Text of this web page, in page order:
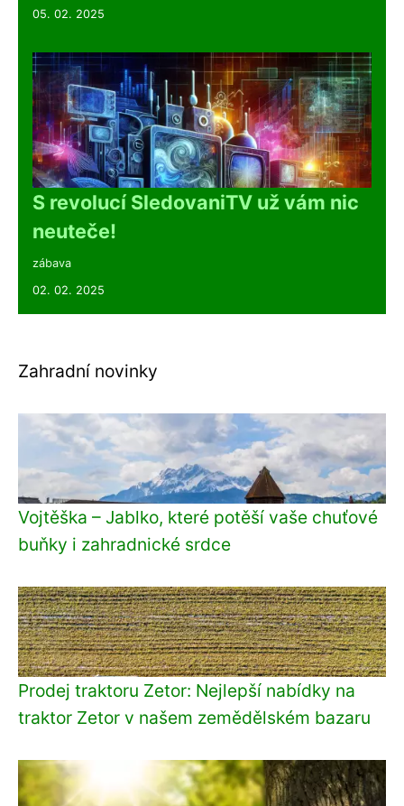
05. 02. 2025
S revolucí SledovaniTV už vám nic
neuteče!
zábava
02. 02. 2025
Zahradní novinky
Vojtěška – Jablko, které potěší vaše chuťové
buňky i zahradnické srdce
Prodej traktoru Zetor: Nejlepší nabídky na
traktor Zetor v našem zemědělském bazaru